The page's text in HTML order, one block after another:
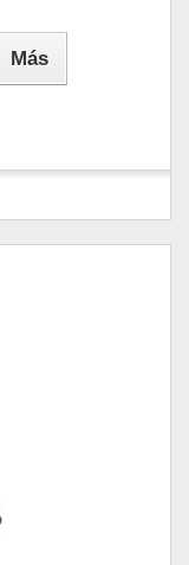
Más